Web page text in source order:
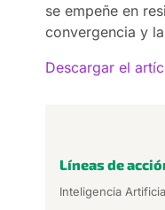
se empeñe en
convergencia y
Descargar el
Líneas de
Inteligencia